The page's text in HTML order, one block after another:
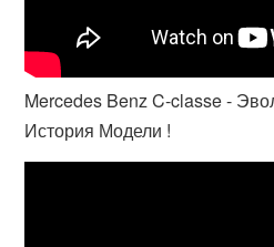
Mercedes Benz C-classe -
История Модели !